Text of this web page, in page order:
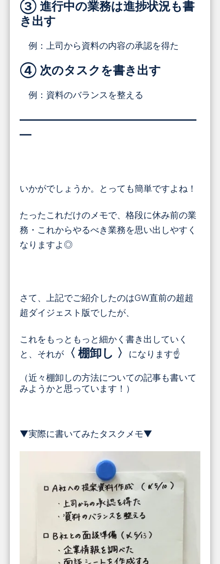
③ 進行中の業務は進捗状況も書
き出す
例：上司から資料の内容の承認を得た
④ 次のタスクを書き出す
例：資料のバランスを整える
―――――――――――――――
―
いかがでしょうか。とっても簡単ですよね！
たったこれだけのメモで、格段に休み前の業
務・これからやるべき業務を思い出しやすく
なりますよ◎
さて、上記でご紹介したのはGW直前の超超
超ダイジェスト版でしたが、
これをもっともっと細かく書き出していく
と、それが
〈 棚卸し 〉 になります☝️
（近々棚卸しの方法についての記事も書いて
みようかと思っています！）
▼実際に書いてみたタスクメモ▼